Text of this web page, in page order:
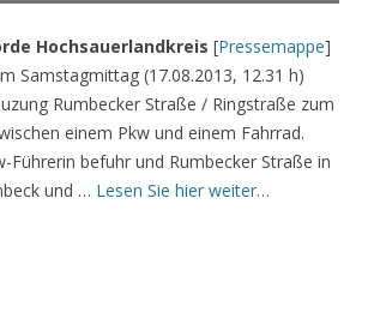
Hochsauerlandkreis [Pressemappe]
Samstagmittag (17.08.2013, 12.31 h)
Rumbecker Straße / Ringstraße zum
einem Pkw und einem Fahrrad.
Führerin befuhr und Rumbecker Straße in
und … Lesen Sie hier weiter…